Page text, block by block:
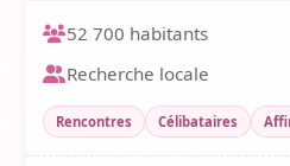
52 700 habitants
Recherche locale
Rencontres Célibataires